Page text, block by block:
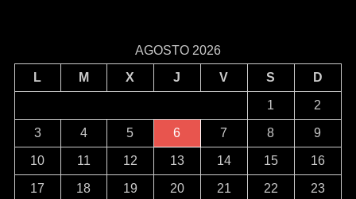
AGOSTO 2026
L
M X J V S D
1 2
3 4 5 6 7 8 9
10 11 12 13 14 15 16
17 18 19 20 21 22 23